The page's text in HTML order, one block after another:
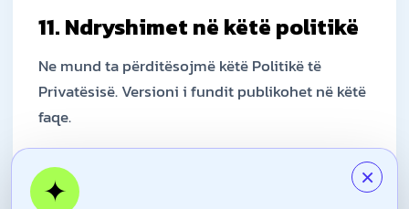
11. Ndryshimet në këtë politikë
Ne mund ta përditësojmë këtë Politikë të
Privatësisë. Versioni i fundit publikohet në këtë
faqe.
12. Kontakt ×
✦